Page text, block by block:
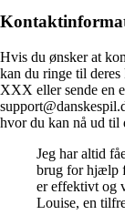
Hvis du ønsker at
kan du ringe til
XXX eller sende en
hvor du kan nå ud
Jeg har altid
brug for hjælp
er effektivt og
Louise, en